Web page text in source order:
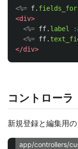
<%= f. fields_for
<div>
<%= ff. label
<%= ff.
</div>
コントローラ
新規登録と編集用
app/controllers/